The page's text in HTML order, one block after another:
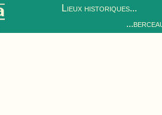
Lieux historiques...